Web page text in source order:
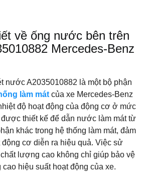
về ống nước bên trên
Mercedes-Benz
nước A2035010882 là một bộ phận
làm mát của xe Mercedes-Benz
độ hoạt động của động cơ ở mức
thiết kế để dẫn nước làm mát từ
khác trong hệ thống làm mát, đảm
động cơ diễn ra hiệu quả. Việc sử
lượng cao không chỉ giúp bảo vệ
hiệu suất hoạt động của xe.